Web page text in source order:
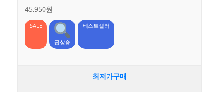
45,950원
SALE
급상승
베스트셀러
최저가구매